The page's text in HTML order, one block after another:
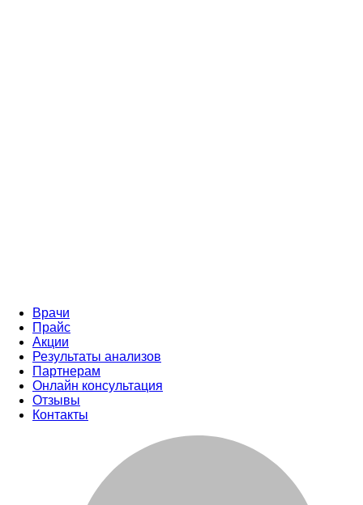
Врачи
Прайс
Акции
Результаты анализов
Партнерам
Онлайн консультация
Отзывы
Контакты